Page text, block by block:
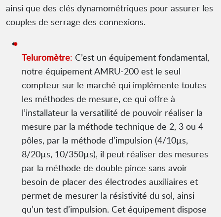
ainsi que des clés dynamométriques pour assurer les
couples de serrage des connexions.
Teluromètre: C’est un équipement fondamental,
notre équipement AMRU-200 est le seul
compteur sur le marché qui implémente toutes
les méthodes de mesure, ce qui offre à
l’installateur la versatilité de pouvoir réaliser la
mesure par la méthode technique de 2, 3 ou 4
pôles, par la méthode d’impulsion (4/10µs,
8/20µs, 10/350µs), il peut réaliser des mesures
par la méthode de double pince sans avoir
besoin de placer des électrodes auxiliaires et
permet de mesurer la résistivité du sol, ainsi
qu’un test d’impulsion. Cet équipement dispose